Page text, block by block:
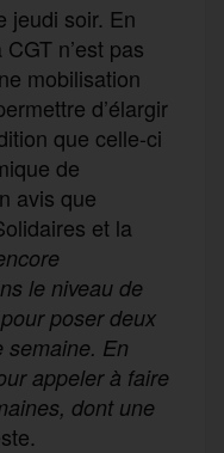
jeudi soir. En
n’est pas
mobilisation
d’élargir
que celle-ci
de
avis que
et la
le niveau de
poser deux
semaine. En
appeler à faire
dont une